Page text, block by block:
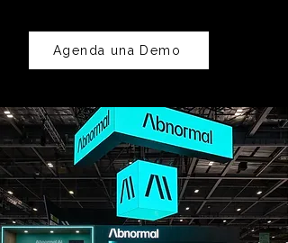
Agenda una Demo